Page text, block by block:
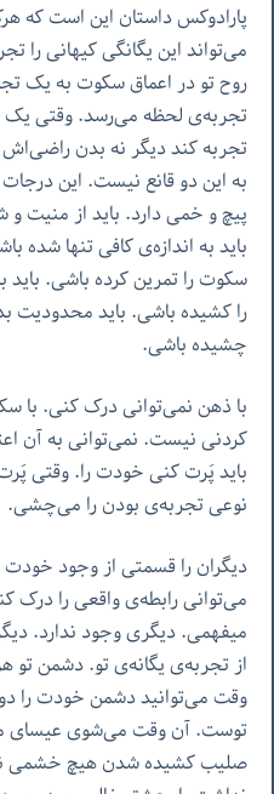
پارادوکس داستان این است که
می‌تواند این یگانگی کیهانی را
روح تو در اعماق سکوت به یک
تجربه‌ی لحظه می‌رسد. وقتی یک
تجربه کند دیگر نه بدن
به این دو قانع نیست. این
پیچ و خمی دارد. باید از
باید به اندازه‌ی کافی تنها شده
سکوت را تمرین کرده باشی. باید
را کشیده باشی. باید محدودیت
چشیده باشی.
با ذهن نمی‌توانی درک کنی. با
کردنی نیست. نمی‌توانی به آن
باید پَرت کنی خودت را. وقتی
نوعی تجربه‌ی بودن را می‌چشی.
دیگران را قسمتی از وجود خودت
می‌توانی رابطه‌ی واقعی را درک
میفهمی. دیگری وجود ندارد.
از تجربه‌ی یگانه‌ی تو. دشمن
وقت می‌توانید دشمن خودت را
توست. آن وقت می‌شوی عیسای
صلیب کشیده شدن هیچ خشمی